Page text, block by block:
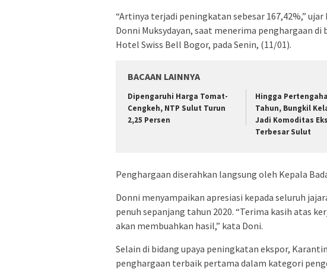
“Artinya terjadi peningkatan sebesar 167,42%,”
Donni Muksydayan, saat menerima penghargaan
Hotel Swiss Bell Bogor, pada Senin, (11/01).
BACAAN LAINNYA
Dipengaruhi Harga Tomat-
Cengkeh, NTP Sulut Turun
2,25 Persen
Hingga
Tahun, Bungkil
Jadi Komoditas
Terbesar Sulut
Penghargaan diserahkan langsung oleh Kepala
Donni menyampaikan apresiasi kepada seluruh
penuh sepanjang tahun 2020. “Terima kasih atas
akan membuahkan hasil,” kata Doni.
Selain di bidang upaya peningkatan ekspor,
penghargaan terbaik pertama dalam kategori